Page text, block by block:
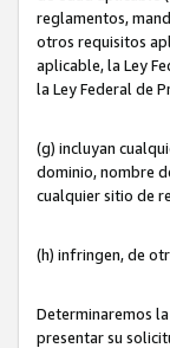
reglamentos,
otros requisitos
aplicable, la Ley
la Ley Federal de
(g) incluyan
dominio, nombre
cualquier sitio de
(h) infringen, de
Determinaremos
presentar su